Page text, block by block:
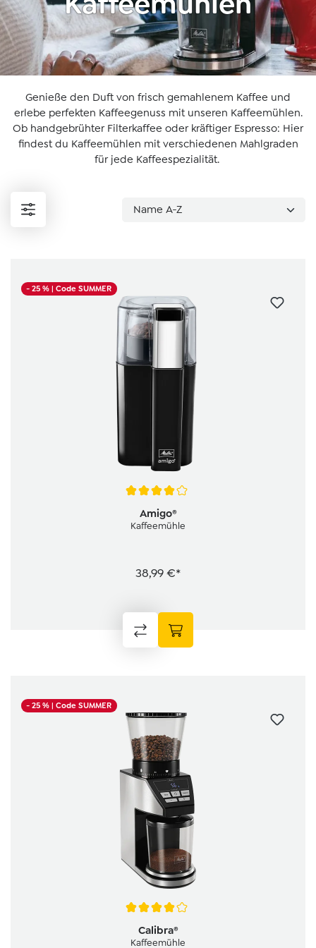
Genieße den Duft von frisch gemahlenem Kaffee und
erlebe perfekten Kaffeegenuss mit unseren Kaffeemühlen.
Ob handgebrühter Filterkaffee oder kräftiger Espresso: Hier
findest du Kaffeemühlen mit verschiedenen Mahlgraden
für jede Kaffeespezialität.
- 25 %| Code SUMMER
Durchschnittliche Bewertung von 4 von 5 Sternen
Amigo®
Kaffeemühle
38,99 €*
- 25 %| Code SUMMER
Durchschnittliche Bewertung von 4 von 5 Sternen
Calibra®
Kaffeemühle